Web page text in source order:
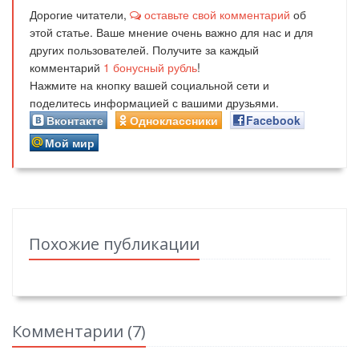
Дорогие читатели, оставьте свой комментарий об
этой статье. Ваше мнение очень важно для нас и для
других пользователей. Получите за каждый
комментарий 1 бонусный рубль!
Нажмите на кнопку вашей социальной сети и
поделитесь информацией с вашими друзьями.
Вконтакте
Одноклассники
Facebook
Мой мир
Похожие публикации
Комментарии (7)